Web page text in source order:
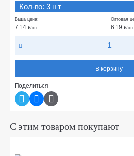
Кол-во: 3 шт
Ваша цена:
7.14 ₽/шт
Оптовая
6.19 ₽/шт
В корзину
Поделиться
С этим товаром покупают